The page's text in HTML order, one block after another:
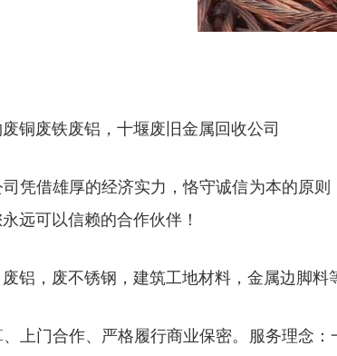
铜废铁废铝，十堰废旧金属回收公司
凭借雄厚的经济实力，恪守诚信为本的原
远可以信赖的合作伙伴！
铝，废不锈钢，建筑工地材料，金属边脚料
上门合作、严格履行商业保密。服务理念